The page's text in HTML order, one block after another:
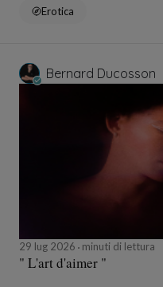
Erotica
Bernard Ducosson
29 lug 2026 minuti di lettura
" L'art d'aimer "